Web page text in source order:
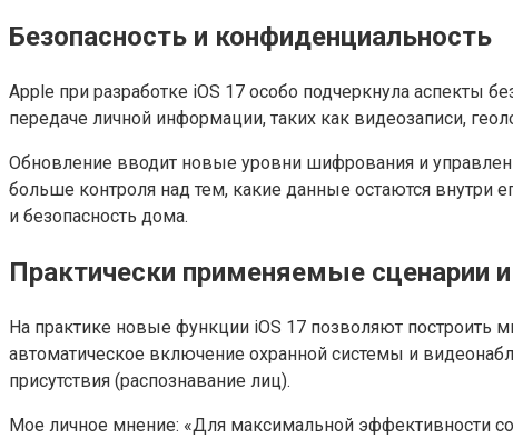
Безопасность и конфиденциальность
Apple при разработке iOS 17 особо подчеркнула аспекты
передаче личной информации, таких как видеозаписи,
Обновление вводит новые уровни шифрования и
больше контроля над тем, какие данные остаются внутри
и безопасность дома.
Практически применяемые сценарии
На практике новые функции iOS 17 позволяют
автоматическое включение охранной системы и
присутствия (распознавание лиц).
Мое личное мнение: «Для максимальной эффективности